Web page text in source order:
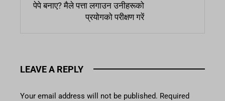
पेपे बनाए? मैले पत्ता लगाउन उनीहरूको
प्रयोगको परीक्षण गरें
LEAVE A REPLY
Your email address will not be published. Required